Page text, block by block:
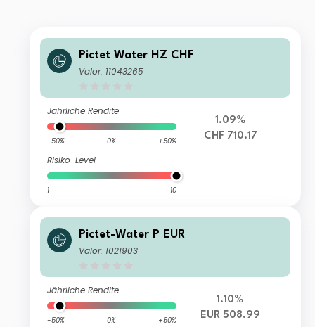
Pictet Water HZ CHF
Valor: 11043265
Jährliche Rendite
-50% 0% +50%
Risiko-Level
1 10
1.09%
CHF 710.17
Pictet-Water P EUR
Valor: 1021903
Jährliche Rendite
-50% 0% +50%
1.10%
EUR 508.99